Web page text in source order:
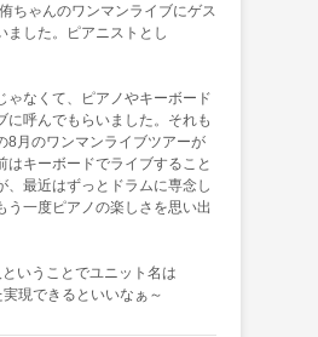
ちゃんのワンマンライブにゲス
ました。ピアニストとし
ゃなくて、ピアノやキーボード
に呼んでもらいました。それも
8月のワンマンライブツアーが
はキーボードでライブすること
、最近はずっとドラムに専念し
う一度ピアノの楽しさを思い出
いうことでユニット名は
実現できるといいなぁ～